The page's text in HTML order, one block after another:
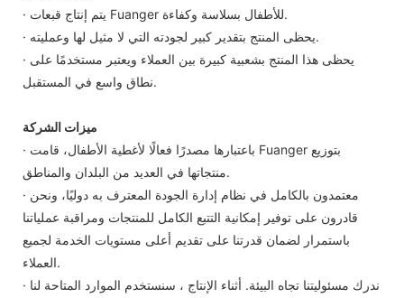
· يتم إنتاج قبعات Fuanger للأطفال بسلاسة وكفاءة.
· يحظى المنتج بتقدير كبير لجودته التي لا مثيل لها وعمليته.
· يحظى هذا المنتج بشعبية كبيرة بين العملاء ويعتبر مستخدمًا على
نطاق واسع في المستقبل.
ميزات الشركة
· باعتبارها مصدرًا فعالًا لأغطية الأطفال، قامت Fuanger بتوزيع
منتجاتها في العديد من البلدان والمناطق.
· معتمدون بالكامل في نظام إدارة الجودة المعترف به دوليًا، ونحن
قادرون على توفير إمكانية التتبع الكامل للمنتجات ومراقبة عملياتنا
باستمرار لضمان قدرتنا على تقديم أعلى مستويات الخدمة لجميع
العملاء.
· ندرك مسئوليتنا تجاه البيئة. أثناء الإنتاج ، سنستخدم الموارد المتاحة لنا